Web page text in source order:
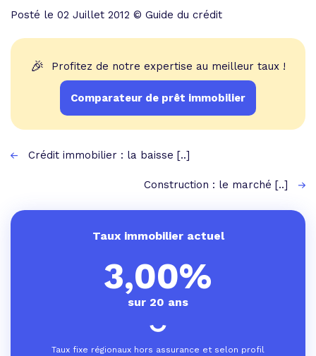
Posté le 02 Juillet 2012 © Guide du crédit
🎉 Profitez de notre expertise au meilleur taux !
Comparateur de prêt immobilier
Crédit immobilier : la baisse [..]
Construction : le marché [..]
Taux immobilier actuel
3,00%
sur 20 ans
Taux fixe régionaux hors assurance et selon profil